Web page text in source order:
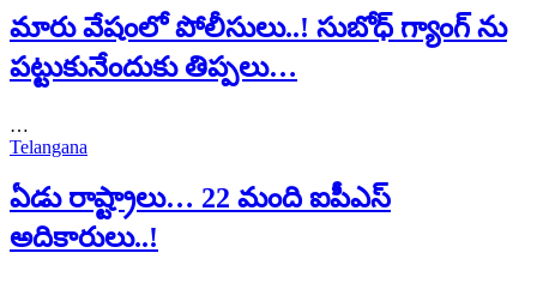
మారు వేషంలో పోలీసులు..! సుబోధ్ గ్యాంగ్ ను
పట్టుకునేందుకు తిప్పలు…
…
Telangana
ఏడు రాష్ట్రాలు… 22 మంది ఐపీఎస్
అదికారులు..!